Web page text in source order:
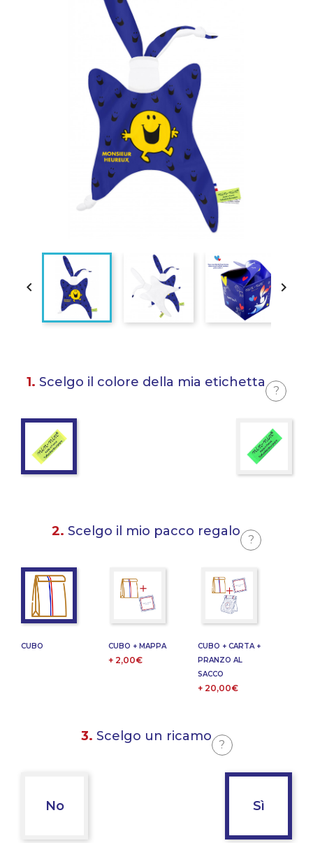
 
1. Scelgo il colore della mia etichetta
?
2. Scelgo il mio pacco regalo
?
CUBO CUBO + MAPPA
+ 2,00€
CUBO + CARTA +
PRANZO AL
SACCO
+ 20,00€
3. Scelgo un ricamo
?
No Sì